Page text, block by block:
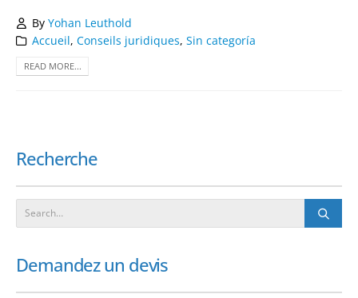
By Yohan Leuthold
Accueil, Conseils juridiques, Sin categoría
READ MORE...
Recherche
Demandez un devis